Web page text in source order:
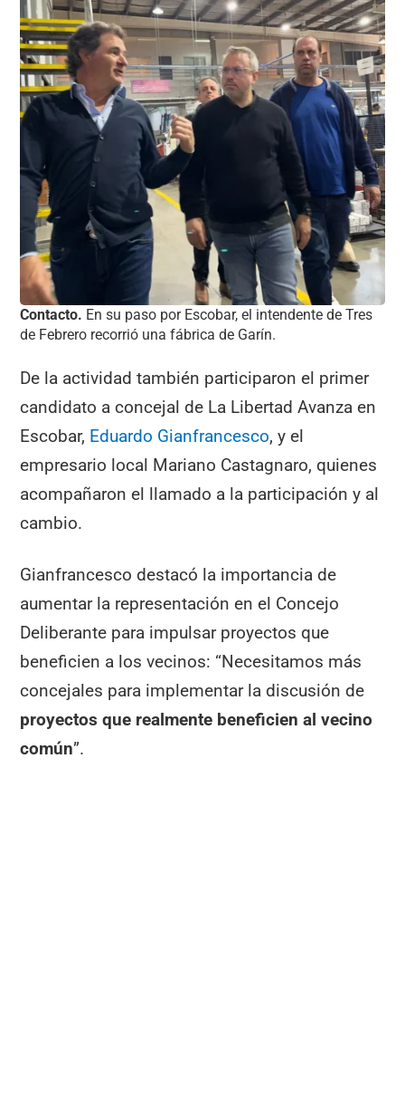
Contacto. En su paso por Escobar, el intendente de Tres
de Febrero recorrió una fábrica de Garín.
De la actividad también participaron el primer
candidato a concejal de La Libertad Avanza en
Escobar, Eduardo Gianfrancesco, y el
empresario local Mariano Castagnaro, quienes
acompañaron el llamado a la participación y al
cambio.
Gianfrancesco destacó la importancia de
aumentar la representación en el Concejo
Deliberante para impulsar proyectos que
beneficien a los vecinos: “Necesitamos más
concejales para implementar la discusión de
proyectos que realmente beneficien al vecino
común”.